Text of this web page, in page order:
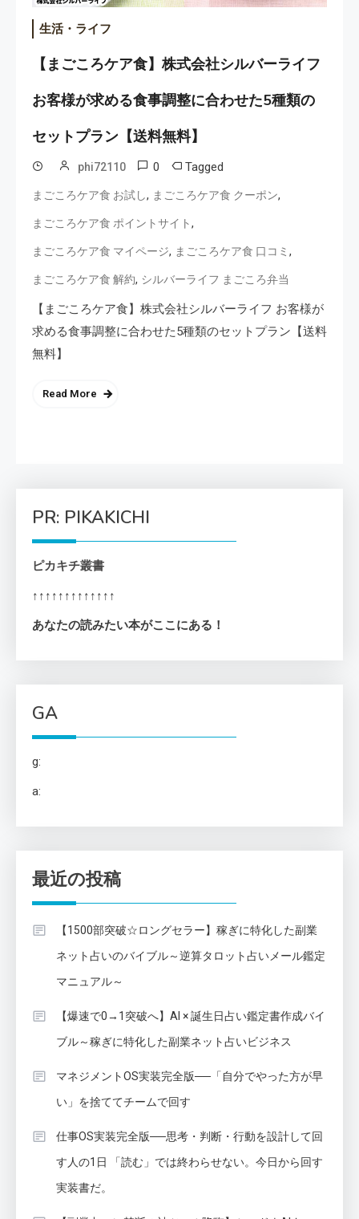
生活・ライフ
【まごころケア食】株式会社シルバーライフ
お客様が求める食事調整に合わせた5種類の
セットプラン【送料無料】
phi72110 0 Tagged
まごころケア食 お試し, まごころケア食 クーポン,
まごころケア食 ポイントサイト,
まごころケア食 マイページ, まごころケア食 口コミ ,
まごころケア食 解約, シルバーライフ まごころ弁当
【まごころケア食】株式会社シルバーライフ お客様が
求める食事調整に合わせた5種類のセットプラン【送料
無料】
Read More
PR: PIKAKICHI
ピカキチ叢書
↑↑↑↑↑↑↑↑↑↑↑↑↑
あなたの読みたい本がここにある！
GA
g:
a:
最近の投稿
【1500部突破☆ロングセラー】稼ぎに特化した副業
ネット占いのバイブル～逆算タロット占いメール鑑定
マニュアル～
【爆速で0→1突破へ】AI × 誕生日占い鑑定書作成バイ
ブル～稼ぎに特化した副業ネット占いビジネス
マネジメントOS実装完全版──「自分でやった方が早
い」を捨ててチームで回す
仕事OS実装完全版──思考・判断・行動を設計して回
す人の1日 「読む」では終わらせない。今日から回す
実装書だ。